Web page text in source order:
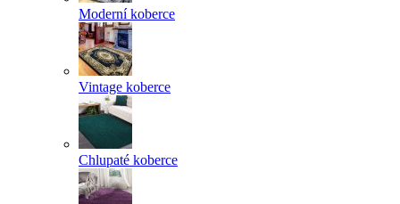
Moderní koberce
Vintage koberce
Chlupaté koberce